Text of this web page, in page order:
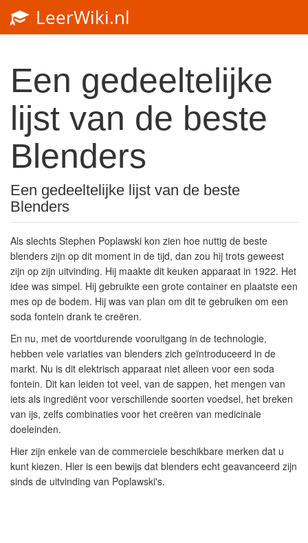
LeerWiki.nl
Een gedeeltelijke
lijst van de beste
Blenders
Een gedeeltelijke lijst van de beste
Blenders
Als slechts Stephen Poplawski kon zien hoe nuttig de beste
blenders zijn op dit moment in de tijd, dan zou hij trots geweest
zijn op zijn uitvinding. Hij maakte dit keuken apparaat in 1922. Het
idee was simpel. Hij gebruikte een grote container en plaatste een
mes op de bodem. Hij was van plan om dit te gebruiken om een
soda fontein drank te creëren.
En nu, met de voortdurende vooruitgang in de technologie,
hebben vele variaties van blenders zich geïntroduceerd in de
markt. Nu is dit elektrisch apparaat niet alleen voor een soda
fontein. Dit kan leiden tot veel, van de sappen, het mengen van
iets als ingrediënt voor verschillende soorten voedsel, het breken
van ijs, zelfs combinaties voor het creëren van medicinale
doeleinden.
Hier zijn enkele van de commerciele beschikbare merken dat u
kunt kiezen. Hier is een bewijs dat blenders echt geavanceerd zijn
sinds de uitvinding van Poplawski's.